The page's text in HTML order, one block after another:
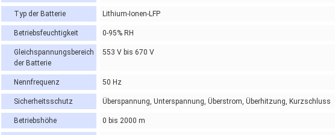
Typ der Batterie Lithium-Ionen-LFP
Betriebsfeuchtigkeit 0-95% RH
Gleichspannungsbereich
der Batterie
553 V bis 670 V
Nennfrequenz 50 Hz
Sicherheitsschutz Überspannung, Unterspannung, Überstrom, Überhitzung, Kurzschluss
Betriebshöhe 0 bis 2000 m